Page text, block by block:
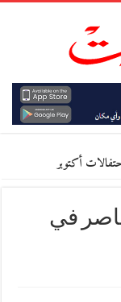
أكتوبر
في